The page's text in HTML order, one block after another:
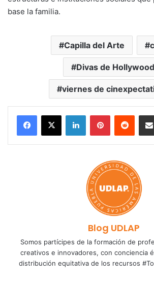
base la familia.
Capilla del Arte
Divas de Hollywood
viernes de
LinkedInPinterestReddit
Blog UDLAP
Somos partícipes de la formación de
creativos e innovadores, con conciencia
distribución equitativa de los recursos